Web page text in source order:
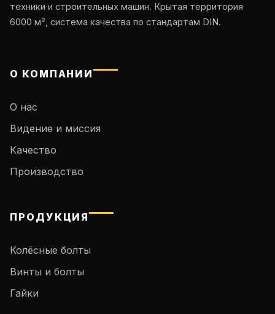
техники и строительных машин. Крытая территория
6000 м², система качества по стандартам DIN.
О КОМПАНИИ
О нас
Видение и миссия
Качество
Производство
ПРОДУКЦИЯ
Колёсные болты
Винты и болты
Гайки